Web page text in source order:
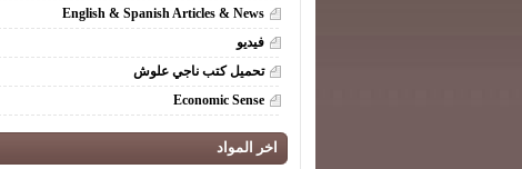
English & Spanish Articles & News
فيديو
تحميل كتب ناجي علوش
Economic Sense
اخر المواد